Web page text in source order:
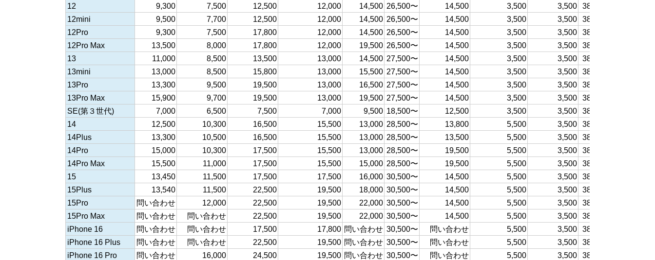
12
9,300 7,500 12,500 12,000 14,500 26,500〜 14,500 3,500 3,500
38,500～
12mini
9,500 7,700 12,500 12,000 14,500 26,500〜 14,500 3,500 3,500
38,500～
12Pro
9,300 7,500 17,800 12,000 14,500 26,500〜 14,500 3,500 3,500
38,500～
12Pro Max
13,500 8,000 17,800 12,000 19,500 26,500〜 14,500 3,500 3,500
38,500～
13
11,000 8,500 13,500 13,000 14,500 27,500〜 14,500 3,500 3,500
38,500～
13mini
13,000 8,500 15,800 13,000 15,500 27,500〜 14,500 3,500 3,500
38,500～
13Pro
13,300 9,500 19,500 13,000 16,500 27,500〜 14,500 3,500 3,500
38,500～
13Pro Max
15,900 9,700 19,500 13,000 19,500 27,500〜 14,500 3,500 3,500
38,500～
SE(第３世代)
7,000 6,500 7,500 7,000 9,500 18,500〜 12,500 3,500 3,500
38,500～
14
12,500 10,300 16,500 15,500 13,000 28,500〜 13,800 5,500 3,500
38,500～
14Plus
13,300 10,500 16,500 15,500 13,000 28,500〜 13,500 5,500 3,500
38,500～
14Pro
15,000 10,300 17,500 15,500 13,000 28,500〜 19,500 5,500 3,500
38,500～
14Pro Max
15,500 11,000 17,500 15,500 15,000 28,500〜 19,500 5,500 3,500
38,500～
15
13,450 11,500 17,500 17,500 16,000 30,500〜 14,500 5,500 3,500
38,500～
15Plus
13,540 11,500 22,500 19,500 18,000 30,500〜 14,500 5,500 3,500
38,500～
15Pro
問い合わせ 12,000 22,500 19,500 22,000 30,500〜 14,500 5,500 3,500
38,500～
15Pro Max
問い合わせ 問い合わせ 22,500 19,500 22,000 30,500〜 14,500 5,500 3,500
38,500～
iPhone 16
問い合わせ 問い合わせ 17,500 17,800 問い合わせ 30,500〜 問い合わせ 5,500 3,500
38,500～
iPhone 16 Plus
問い合わせ 問い合わせ 22,500 19,500 問い合わせ 30,500〜 問い合わせ 5,500 3,500
38,500～
iPhone 16 Pro
問い合わせ 16,000 24,500 19,500 問い合わせ 30,500〜 問い合わせ 5,500 3,500
38,500～